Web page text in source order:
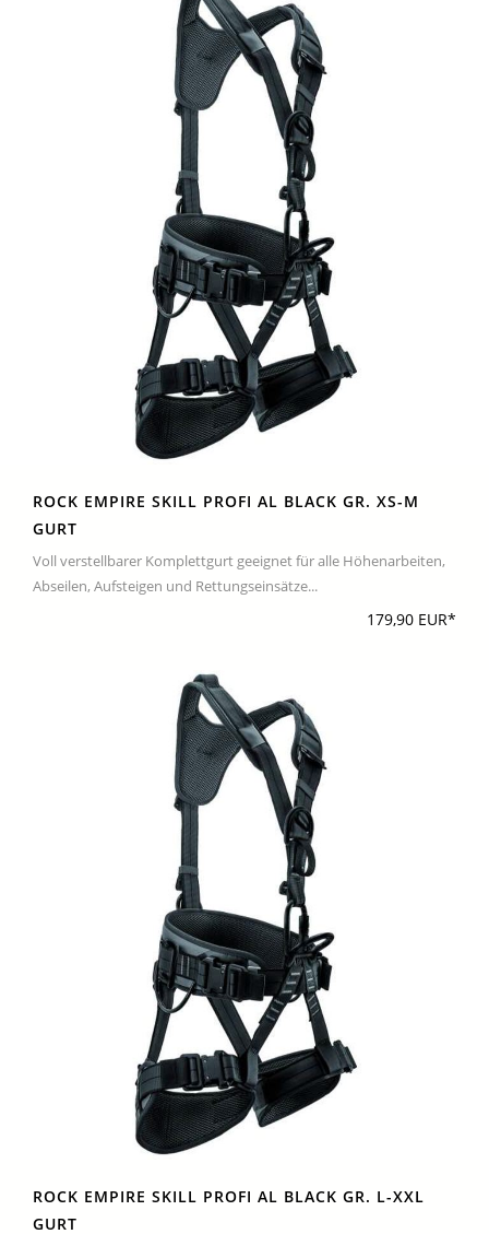
ROCK EMPIRE SKILL PROFI AL BLACK GR. XS-M
GURT
Voll verstellbarer Komplettgurt geeignet für alle Höhenarbeiten,
Abseilen, Aufsteigen und Rettungseinsätze...
179,90 EUR*
ROCK EMPIRE SKILL PROFI AL BLACK GR. L-XXL
GURT